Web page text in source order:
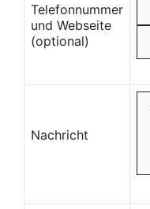
Telefonnummer
und Webseite
(optional)
Nachricht